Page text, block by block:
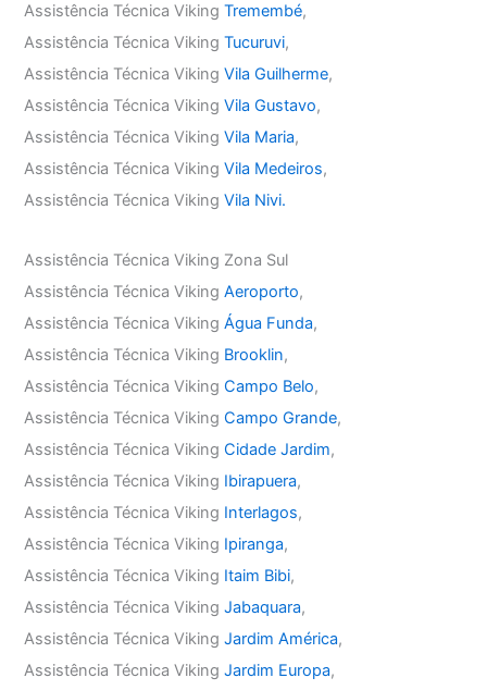
Assistência Técnica VikingTremembé,
Assistência Técnica VikingTucuruvi,
Assistência Técnica VikingVila Guilherme,
Assistência Técnica VikingVila Gustavo,
Assistência Técnica VikingVila Maria,
Assistência Técnica VikingVila Medeiros,
Assistência Técnica VikingVila Nivi.
Assistência Técnica Viking Zona Sul
Assistência Técnica VikingAeroporto,
Assistência Técnica VikingÁgua Funda,
Assistência Técnica Viking Brooklin,
Assistência Técnica VikingCampo Belo,
Assistência Técnica VikingCampo Grande,
Assistência Técnica VikingCidade Jardim,
Assistência Técnica Viking Ibirapuera,
Assistência Técnica Viking Interlagos,
Assistência Técnica Viking Ipiranga,
Assistência Técnica Viking Itaim Bibi,
Assistência Técnica VikingJabaquara,
Assistência Técnica VikingJardim América,
Assistência Técnica VikingJardim Europa,